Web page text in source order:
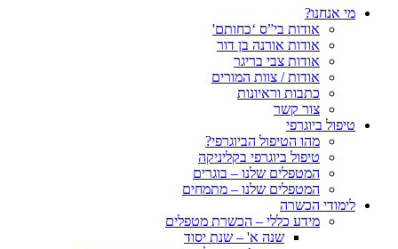
מי אנחנו?
אודות בי”ס ‘כחותם'
אודות אורנה בן דור
אודות צבי בריגר
אודות / צוות המורים
כתבות וראיונות
צור קשר
טיפול ביוגרפי
מהו הטיפול הביוגרפי?
טיפול ביוגרפי בקליניקה
המטפלים שלנו – בוגרים
המטפלים שלנו – מתמחים
לימודי הכשרה
מידע כללי – הכשרת מטפלים
שנה א' – שנת יסוד